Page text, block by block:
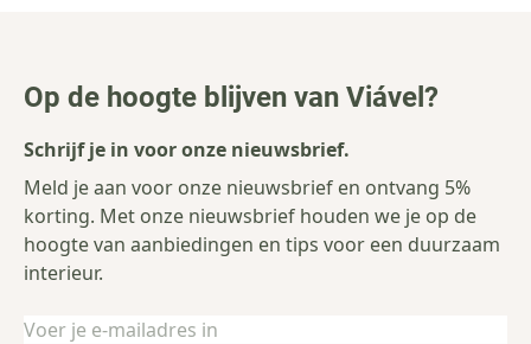
Op de hoogte blijven van Viável?
Schrijf je in voor onze nieuwsbrief.
Meld je aan voor onze nieuwsbrief en ontvang 5%
korting. Met onze nieuwsbrief houden we je op de
hoogte van aanbiedingen en tips voor een duurzaam
interieur.
E-mailadres